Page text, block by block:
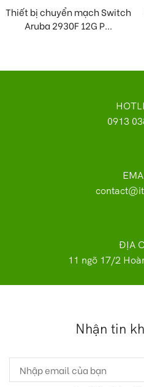
Thiết bị chuyển mạch Switch
Aruba 2930F 12G P...
0913
ĐỊA
11 ngõ 17/2
Nhận tin